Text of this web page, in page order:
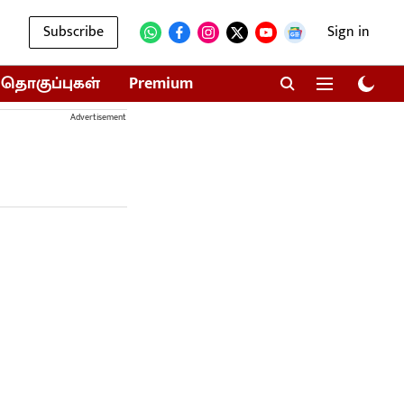
Subscribe Sign in
தொகுப்புகள் Premium
Advertisement